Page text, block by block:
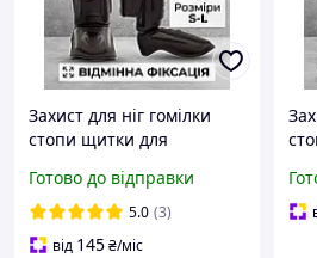
Захист для ніг гомілки
стопи щитки для
накладки тайського боксу
мма карате єдиноборств
защитка Venum М
Готово до відправки
5.0 (3)
від 145₴/міс